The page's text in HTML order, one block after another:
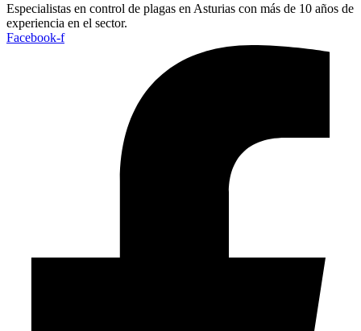
Especialistas en control de plagas en Asturias con más de 10 años de
experiencia en el sector.
Facebook-f